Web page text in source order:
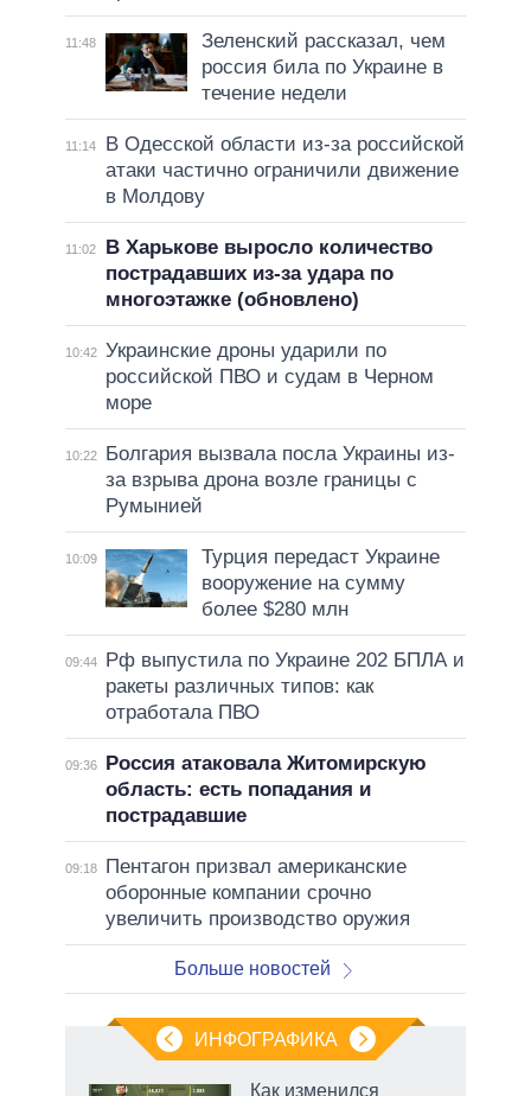
11:48
Зеленский рассказал, чем
россия била по Украине в
течение недели
11:14
В Одесской области из-за российской
атаки частично ограничили движение
в Молдову
11:02
В Харькове выросло количество
пострадавших из-за удара по
многоэтажке (обновлено)
10:42 Украинские дроны ударили по
российской ПВО и судам в Черном
море
10:22
Болгария вызвала посла Украины из-
за взрыва дрона возле границы с
Румынией
10:09
Турция передаст Украине
вооружение на сумму
более $280 млн
09:44
Рф выпустила по Украине 202 БПЛА и
ракеты различных типов: как
отработала ПВО
09:36
Россия атаковала Житомирскую
область: есть попадания и
пострадавшие
09:18
Пентагон призвал американские
оборонные компании срочно
увеличить производство оружия
Больше новостей
ИНФОГРАФИКА
Как изменился